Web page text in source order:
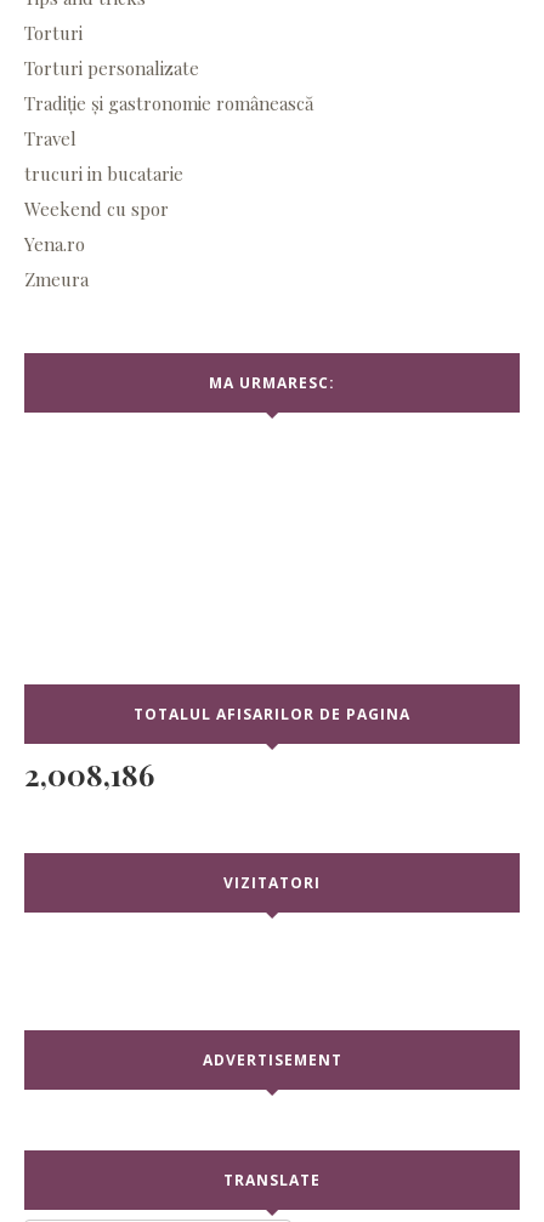
Torturi
Torturi personalizate
Tradiție și gastronomie românească
Travel
trucuri in bucatarie
Weekend cu spor
Yena.ro
Zmeura
MA URMARESC:
TOTALUL AFISARILOR DE PAGINA
2,008,186
VIZITATORI
ADVERTISEMENT
TRANSLATE